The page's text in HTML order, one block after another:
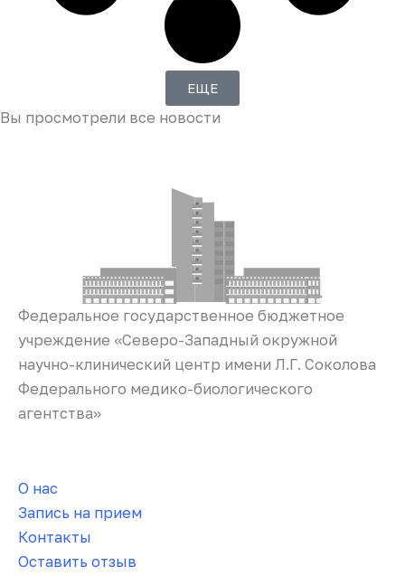
ЕЩЕ
Вы просмотрели все новости
Федеральное государственное бюджетное
учреждение «Северо-Западный окружной
научно-клинический центр имени Л.Г. Соколова
Федерального медико-биологического
агентства»
О нас
Запись на прием
Контакты
Оставить отзыв